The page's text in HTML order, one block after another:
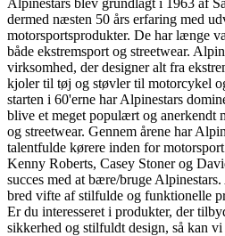
Alpinestars blev grundlagt i 1963 af
dermed næsten 50 års erfaring med
motorsportsprodukter. De har længe
både ekstremsport og streetwear.
virksomhed, der designer alt fra
kjoler til tøj og støvler til motorcykel
starten i 60'erne har Alpinestars
blive et meget populært og anerkendt
og streetwear. Gennem årene har
talentfulde kørere inden for
Kenny Roberts, Casey Stoner og
succes med at bære/bruge
bred vifte af stilfulde og funktionelle
Er du interesseret i produkter, der
sikkerhed og stilfuldt design, så kan